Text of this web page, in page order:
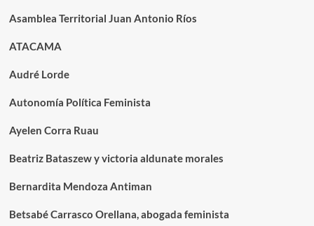
Asamblea Territorial Juan Antonio Ríos
ATACAMA
Audré Lorde
Autonomía Política Feminista
Ayelen Corra Ruau
Beatriz Bataszew y victoria aldunate morales
Bernardita Mendoza Antiman
Betsabé Carrasco Orellana, abogada feminista